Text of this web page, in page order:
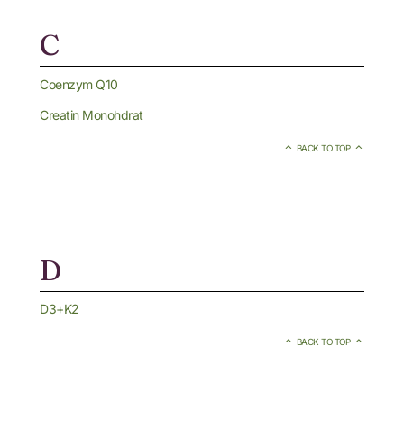
C
Coenzym Q10
Creatin Monohdrat
BACK TO TOP
D
D3+K2
BACK TO TOP